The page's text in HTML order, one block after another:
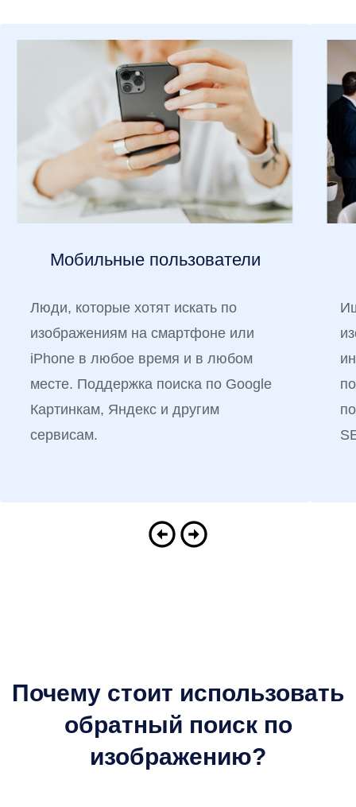
Мобильные пользователи
Люди, которые хотят искать по
изображениям на смартфоне или
iPhone в любое время и в любом
месте. Поддержка поиска по Google
Картинкам, Яндекс и другим
сервисам.
Почему стоит использовать
обратный поиск по
изображению?